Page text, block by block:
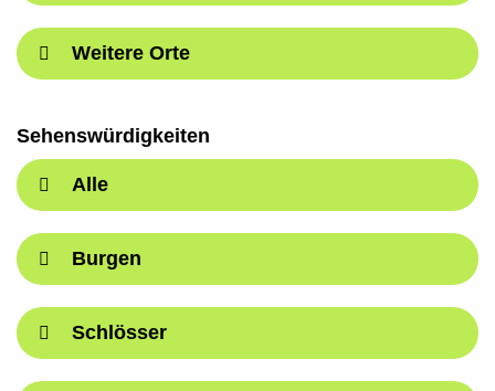
Weitere Orte
Sehenswürdigkeiten
Alle
Burgen
Schlösser